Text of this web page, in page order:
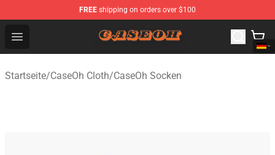
FREE shipping on orders over $100
Open menu
CaseOh Shop - Official CaseOh Merchandise Store
Startseite/CaseOh Cloth/CaseOh Socken